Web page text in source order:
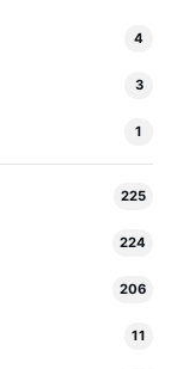
4
3
1
225
224
206
11